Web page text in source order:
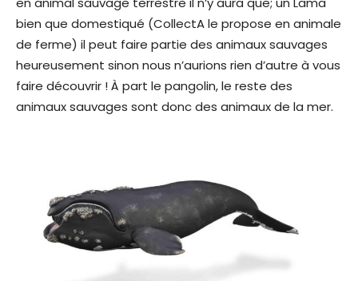
bien que domestiqué (CollectA le propose en animale
de ferme) il peut faire partie des animaux sauvages
heureusement sinon nous n’aurions rien d’autre à vous
faire découvrir ! À part le pangolin, le reste des
animaux sauvages sont donc des animaux de la mer.